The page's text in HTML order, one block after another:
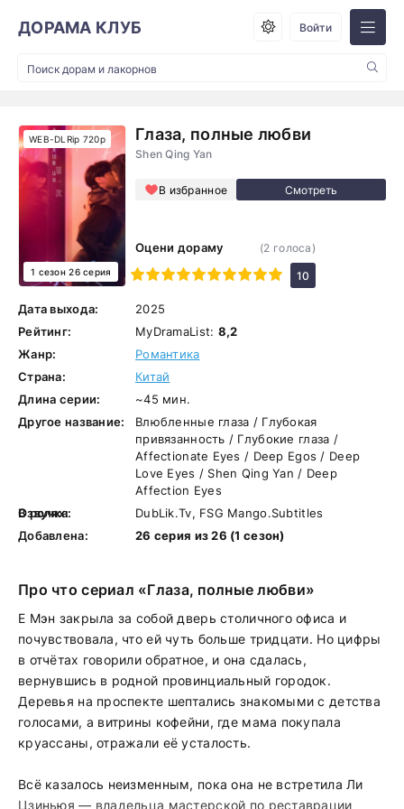
ДОРАМА КЛУБ Войти
Глаза, полные любви
Shen Qing Yan
В избранное
WEB-DLRip 720p
1 сезон 26 серия
Оцени дораму
1
2 3 4 5 7 8 9 10
(2 голоса)
10
Дата выхода:
2025
Рейтинг:
MyDramaList: 8,2
Жанр:
Романтика
Страна:
Китай
Длина серии:
~45 мин.
Другое название:
Влюбленные глаза / Глубокая
привязанность / Глубокие глаза /
Affectionate Eyes / Deep Egos / Deep
Love Eyes / Shen Qing Yan / Deep
Affection Eyes
В ролях:
Озвучка:
DubLik.Tv, FSG Mango.Subtitles
Добавлена:
26 серия из 26 (1 сезон)
Про что сериал «Глаза, полные любви»
Е Мэн закрыла за собой дверь столичного офиса и
почувствовала, что ей чуть больше тридцати. Но цифры
в отчётах говорили обратное, и она сдалась,
вернувшись в родной провинциальный городок.
Деревья на проспекте шептались знакомыми с детства
голосами, а витрины кофейни, где мама покупала
круассаны, отражали её усталость.
Всё казалось неизменным, пока она не встретила Ли
Цзиньюя — владельца мастерской по реставрации